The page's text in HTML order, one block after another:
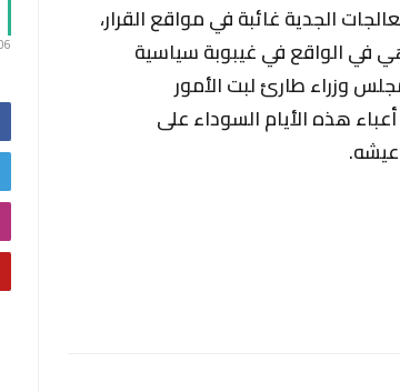
الجدية غائبة في مواقع القرار،
في الواقع في غيبوبة سياسية
وزراء طارئ لبت الأمور
هذه الأيام السوداء على